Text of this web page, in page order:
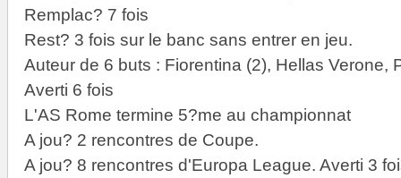
Remplac? 7 fois
Rest? 3 fois sur le banc sans entrer en jeu.
Auteur de 6 buts : Fiorentina (2), Hellas Verone,
Averti 6 fois
L'AS Rome termine 5?me au championnat
A jou? 2 rencontres de Coupe.
A jou? 8 rencontres d'Europa League. Averti 3